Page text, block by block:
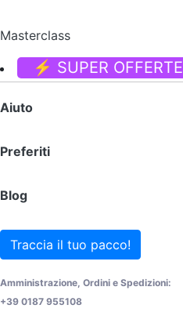
Masterclass
⚡ SUPER OFFERTE
Aiuto
Preferiti
Blog
Traccia il tuo pacco!
Amministrazione, Ordini e Spedizioni:
+39 0187 955108